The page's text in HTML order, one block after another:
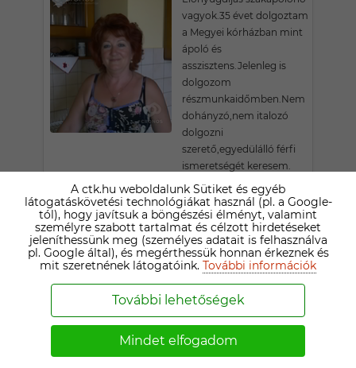
vagyok.35 évet dolgoztam
a Megyei kórházban mint
ápoló és
asszisztens.Jelenleg is
dolgozom
részmunkaidőmben.Nem
dohányzó,nem italozó
dolgozni
szerető,egyedülálló férfi
ismeretségét keresem.
Konzervativ
gondolkodású,de minden
jóra nyitott,nem molett
hölgy vagyok.
81 ÉVES NYÍREGYHÁZI TÁRSKERESŐ
Fiatalos, jokedelyü,
utazást, kirándulást
A ctk.hu weboldalunk Sütiket és egyéb
látogatáskövetési technológiákat használ (pl. a Google-
tól), hogy javítsuk a böngészési élményt, valamint
személyre szabott tartalmat és célzott hirdetéseket
jeleníthessünk meg (személyes adatait is felhasználva
pl. Google által), és megérthessük honnan érkeznek és
mit szeretnének látogatóink. További információk
További lehetőségek
Mindet elfogadom